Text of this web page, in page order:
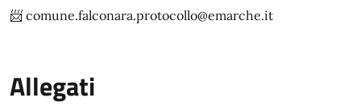
📨 comune.falconara.protocollo@emarche.it
Allegati